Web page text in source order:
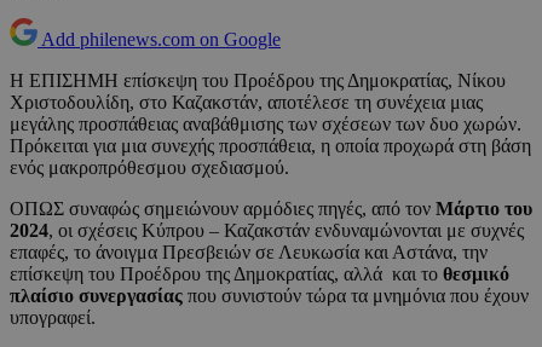
Add philenews.com on Google
Η ΕΠΙΣΗΜΗ επίσκεψη του Προέδρου της Δημοκρατίας, Νίκου
Χριστοδουλίδη, στο Καζακστάν, αποτέλεσε τη συνέχεια μιας
μεγάλης προσπάθειας αναβάθμισης των σχέσεων των δυο χωρών.
Πρόκειται για μια συνεχής προσπάθεια, η οποία προχωρά στη βάση
ενός μακροπρόθεσμου σχεδιασμού.
ΟΠΩΣ συναφώς σημειώνουν αρμόδιες πηγές, από τον Μάρτιο του
2024, οι σχέσεις Κύπρου – Καζακστάν ενδυναμώνονται με συχνές
επαφές, το άνοιγμα Πρεσβειών σε Λευκωσία και Αστάνα, την
επίσκεψη του Προέδρου της Δημοκρατίας, αλλά και το θεσμικό
πλαίσιο συνεργασίας που συνιστούν τώρα τα μνημόνια που έχουν
υπογραφεί.